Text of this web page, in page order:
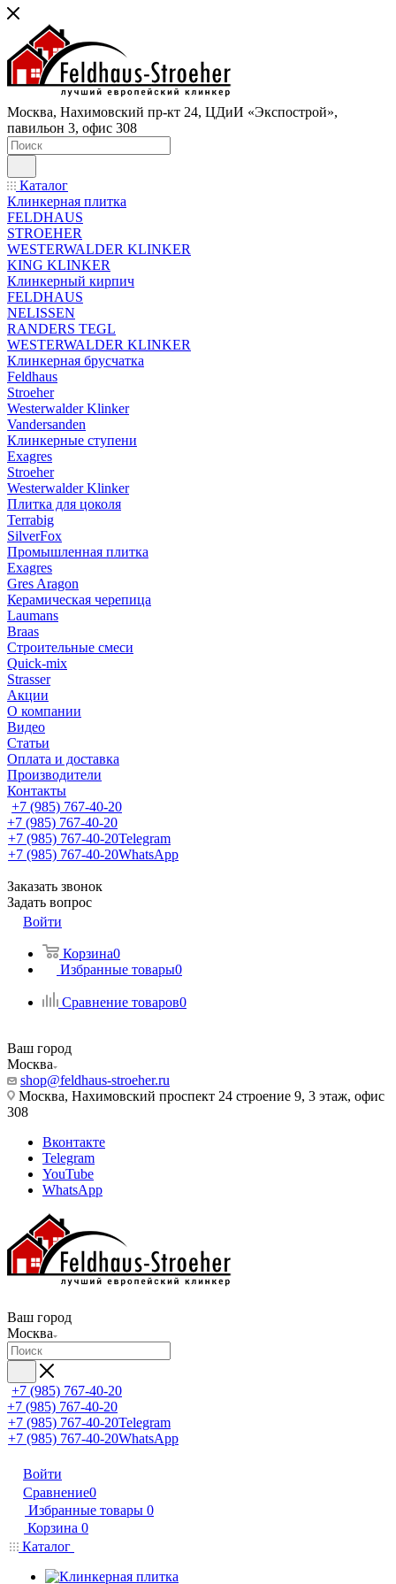
Москва, Нахимовский пр-кт 24, ЦДиИ «Экспострой»,
павильон 3, офис 308
Каталог
Клинкерная плитка
FELDHAUS
STROEHER
WESTERWALDER KLINKER
KING KLINKER
Клинкерный кирпич
FELDHAUS
NELISSEN
RANDERS TEGL
WESTERWALDER KLINKER
Клинкерная брусчатка
Feldhaus
Stroeher
Westerwalder Klinker
Vandersanden
Клинкерные ступени
Exagres
Stroeher
Westerwalder Klinker
Плитка для цоколя
Terrabig
SilverFox
Промышленная плитка
Exagres
Gres Aragon
Керамическая черепица
Laumans
Braas
Строительные смеси
Quick-mix
Strasser
Акции
О компании
Видео
Статьи
Оплата и доставка
Производители
Контакты
+7 (985) 767-40-20
+7 (985) 767-40-20
+7 (985) 767-40-20Telegram
+7 (985) 767-40-20WhatsApp
Заказать звонок
Задать вопрос
Войти
Корзина0
Избранные товары0
Сравнение товаров0
Ваш город
Москва
shop@feldhaus-stroeher.ru
Москва, Нахимовский проспект 24 строение 9, 3 этаж, офис
308
Вконтакте
Telegram
YouTube
WhatsApp
Ваш город
Москва
+7 (985) 767-40-20
+7 (985) 767-40-20
+7 (985) 767-40-20Telegram
+7 (985) 767-40-20WhatsApp
Войти
Сравнение0
Избранные товары 0
Корзина 0
Каталог